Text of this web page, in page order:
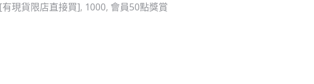
[有現貨限店直接買], 1000, 會員50點獎賞